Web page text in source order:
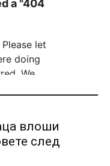
влоши
след